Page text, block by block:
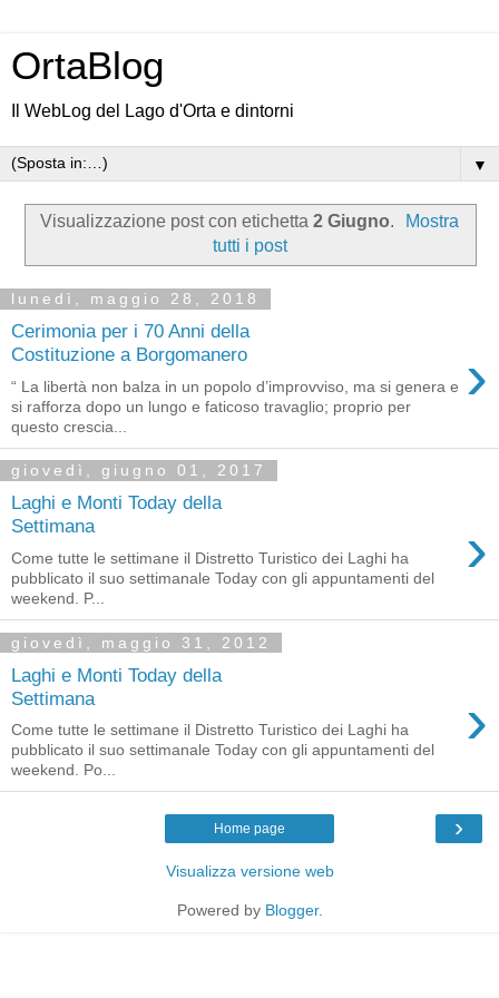
OrtaBlog
Il WebLog del Lago d'Orta e dintorni
▼
Visualizzazione post con etichetta 2 Giugno.
Mostra
tutti i post
lunedì, maggio 28, 2018
Cerimonia per i 70 Anni della
Costituzione a Borgomanero
›
“ La libertà non balza in un popolo d’improvviso, ma si genera e
si rafforza dopo un lungo e faticoso travaglio; proprio per
questo crescia...
giovedì, giugno 01, 2017
Laghi e Monti Today della
Settimana
›
Come tutte le settimane il Distretto Turistico dei Laghi ha
pubblicato il suo settimanale Today con gli appuntamenti del
weekend. P...
giovedì, maggio 31, 2012
Laghi e Monti Today della
Settimana
›
Come tutte le settimane il Distretto Turistico dei Laghi ha
pubblicato il suo settimanale Today con gli appuntamenti del
weekend. Po...
›
Home page
Visualizza versione web
Powered by Blogger.